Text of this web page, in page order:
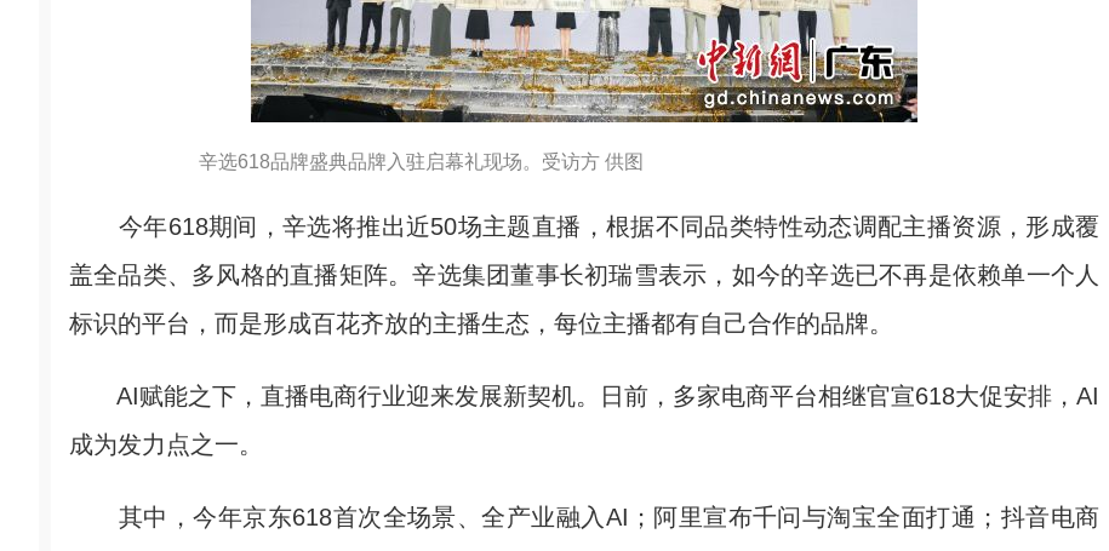
辛选618品牌盛典品牌入驻启幕礼现场。受访方 供图
今年618期间，辛选将推出近50场主题直播，根据不同品类特性动态调配主播资源，形成覆
盖全品类、多风格的直播矩阵。辛选集团董事长初瑞雪表示，如今的辛选已不再是依赖单一个人
标识的平台，而是形成百花齐放的主播生态，每位主播都有自己合作的品牌。
AI赋能之下，直播电商行业迎来发展新契机。日前，多家电商平台相继官宣618大促安排，AI
成为发力点之一。
其中，今年京东618首次全场景、全产业融入AI；阿里宣布千问与淘宝全面打通；抖音电商